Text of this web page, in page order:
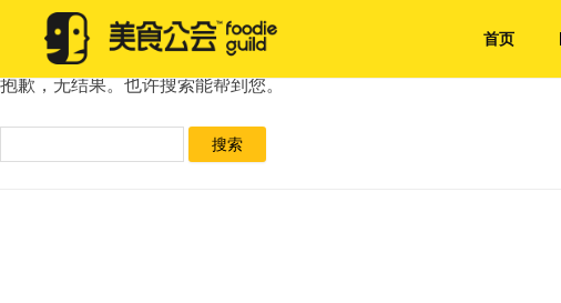
首页
未找到
抱歉，无结果。也许搜索能帮到您。
索：